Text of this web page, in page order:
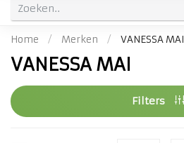
Home / Merken / VANESSA MAI
VANESSA MAI
Filters